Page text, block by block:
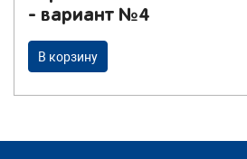
- вариант №4
В корзину